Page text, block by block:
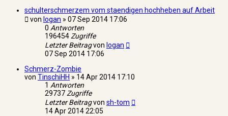
schulterschmerzem vom staendigen hochheben auf Arbeit
von logan » 07 Sep 2014 17:06
0 Antworten
196454Zugriffe
Letzter Beitragvon logan
07 Sep 2014 17:06
Schmerz-Zombie
von TinschiHH » 14 Apr 2014 17:10
1 Antworten
29737Zugriffe
Letzter Beitragvon sh-tom
14 Apr 2014 22:05